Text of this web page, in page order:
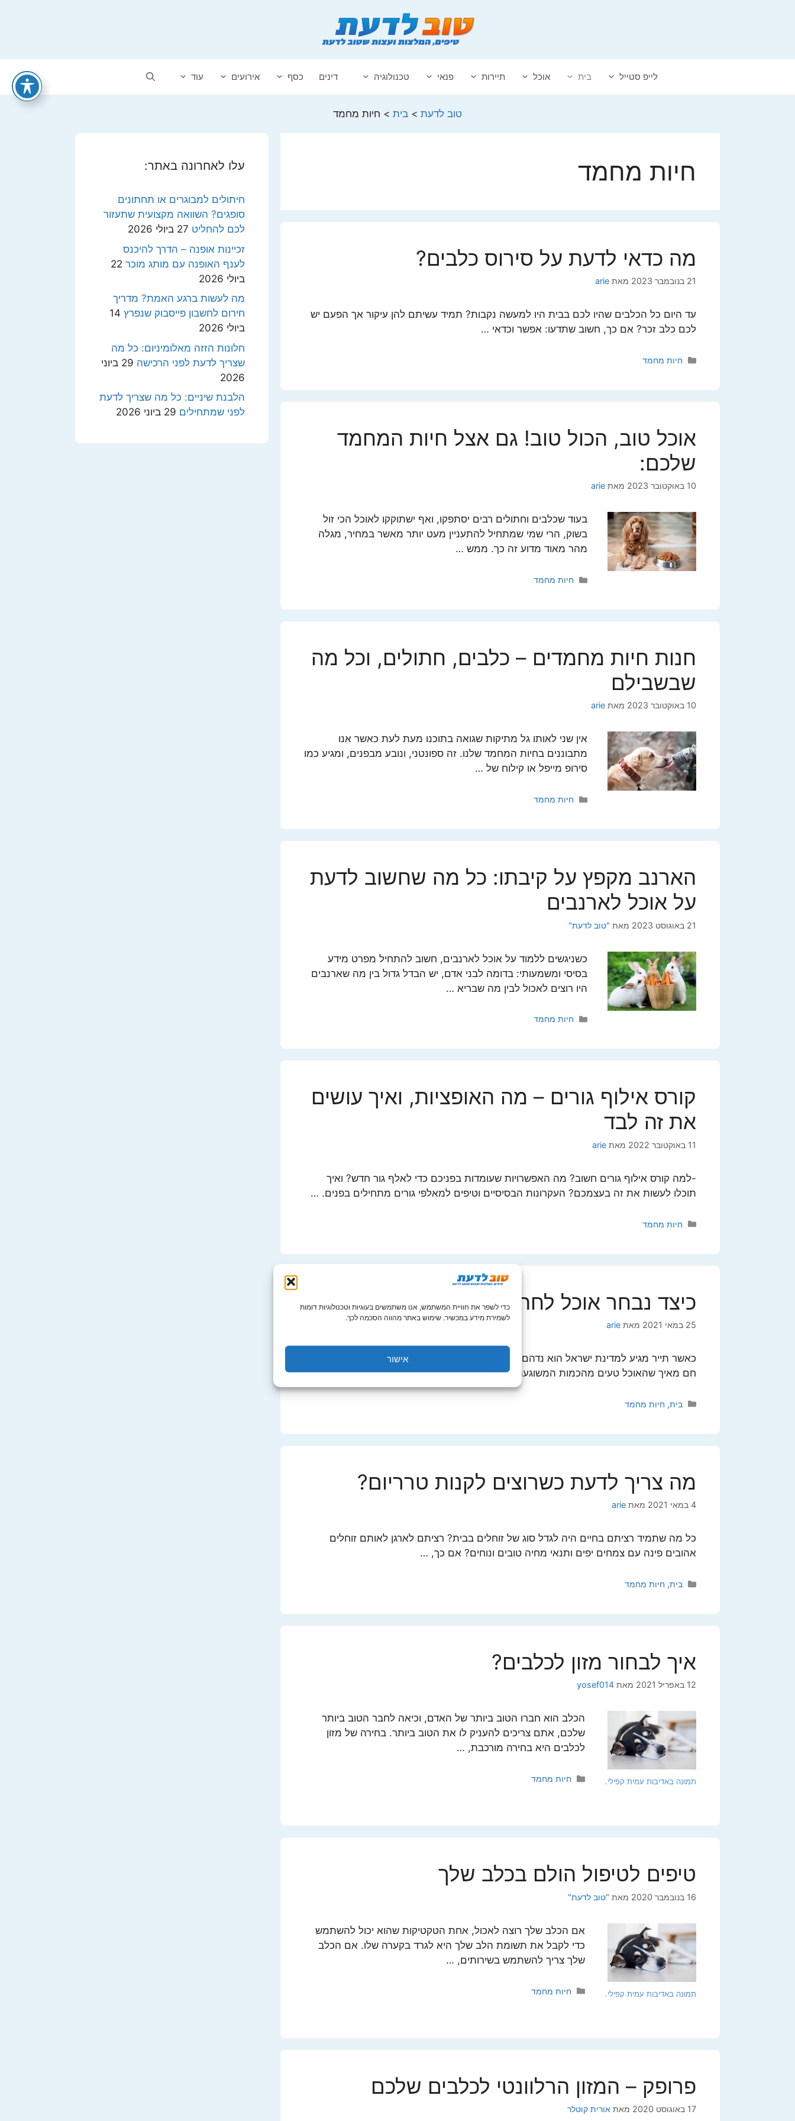
כדי לשפר את חוויית המשתמש, אנו משתמשים בעוגיות וטכנולוגיות דומות
לשמירת מידע במכשיר. שימוש באתר מהווה הסכמה לכך.
אישור
לייפ סטייל בית אוכל תיירות פנאי טכנולוגיה דינים כסף אירועים עוד
טוב לדעת > בית > חיות מחמד
חיות מחמד
מה כדאי לדעת על סירוס כלבים?
21 בנובמבר 2023 מאת arie
עד היום כל הכלבים שהיו לכם בבית היו למעשה נקבות? תמיד עשיתם להן עיקור אך הפעם יש
לכם כלב זכר? אם כך, חשוב שתדעו: אפשר וכדאי …
קטגוריות
חיות מחמד
אוכל טוב, הכול טוב! גם אצל חיות המחמד
שלכם:
10 באוקטובר 2023 מאת arie
בעוד שכלבים וחתולים רבים יסתפקו, ואף ישתוקקו לאוכל הכי זול
בשוק, הרי שמי שמתחיל להתעניין מעט יותר מאשר במחיר, מגלה
מהר מאוד מדוע זה כך. ממש …
קטגוריות
חיות מחמד
חנות חיות מחמדים – כלבים, חתולים, וכל מה
שבשבילם
10 באוקטובר 2023 מאת arie
אין שני לאותו גל מתיקות שגואה בתוכנו מעת לעת כאשר אנו
מתבוננים בחיות המחמד שלנו. זה ספונטני, ונובע מבפנים, ומגיע כמו
סירופ מייפל או קילוח של …
קטגוריות
חיות מחמד
הארנב מקפץ על קיבתו: כל מה שחשוב לדעת
על אוכל לארנבים
21 באוגוסט 2023 מאת "טוב לדעת"
כשניגשים ללמוד על אוכל לארנבים, חשוב להתחיל מפרט מידע
בסיסי ומשמעותי: בדומה לבני אדם, יש הבדל גדול בין מה שארנבים
היו רוצים לאכול לבין מה שבריא …
קטגוריות
חיות מחמד
קורס אילוף גורים – מה האופציות, ואיך עושים
את זה לבד
11 באוקטובר 2022 מאת arie
-למה קורס אילוף גורים חשוב? מה האפשרויות שעומדות בפניכם כדי לאלף גור חדש? ואיך
תוכלו לעשות את זה בעצמכם? העקרונות הבסיסיים וטיפים למאלפי גורים מתחילים בפנים. …
קטגוריות
חיות מחמד
כיצד נבחר אוכל לחתולי רחוב?
25 במאי 2021 מאת arie
כאשר תייר מגיע למדינת ישראל הוא נדהם ממספר דברים: מכמה שהאנשים נחמדים מכמה
חם מאיך שהאוכל טעים מהכמות המשוגעת של החתולים ברחוב כן, חתולי רחוב היא …
קטגוריות
בית, חיות מחמד
מה צריך לדעת כשרוצים לקנות טרריום?
4 במאי 2021 מאת arie
כל מה שתמיד רציתם בחיים היה לגדל סוג של זוחלים בבית? רציתם לארגן לאותם זוחלים
אהובים פינה עם צמחים יפים ותנאי מחיה טובים ונוחים? אם כך, …
קטגוריות
בית, חיות מחמד
איך לבחור מזון לכלבים?
12 באפריל 2021 מאת yosef014
תמונה באדיבות עמית קפילי.
הכלב הוא חברו הטוב ביותר של האדם, וכיאה לחבר הטוב ביותר
שלכם, אתם צריכים להעניק לו את הטוב ביותר. בחירה של מזון
לכלבים היא בחירה מורכבת, …
קטגוריות
חיות מחמד
טיפים לטיפול הולם בכלב שלך
16 בנובמבר 2020 מאת "טוב לדעת"
תמונה באדיבות עמית קפילי.
אם הכלב שלך רוצה לאכול, אחת הטקטיקות שהוא יכול להשתמש
כדי לקבל את תשומת הלב שלך היא לגרד בקערה שלו. אם הכלב
שלך צריך להשתמש בשירותים, …
קטגוריות
חיות מחמד
פרופק – המזון הרלוונטי לכלבים שלכם
17 באוגוסט 2020 מאת אורית קוטלר
עלו לאחרונה באתר:
חיתולים למבוגרים או תחתונים
סופגים? השוואה מקצועית שתעזור
לכם להחליט 27 ביולי 2026
זכיינות אופנה – הדרך להיכנס
לענף האופנה עם מותג מוכר 22
ביולי 2026
מה לעשות ברגע האמת? מדריך
חירום לחשבון פייסבוק שנפרץ 14
ביולי 2026
חלונות הזזה מאלומיניום: כל מה
שצריך לדעת לפני הרכישה
29 ביוני
2026
הלבנת שיניים: כל מה שצריך לדעת
לפני שמתחילים 29 ביוני 2026